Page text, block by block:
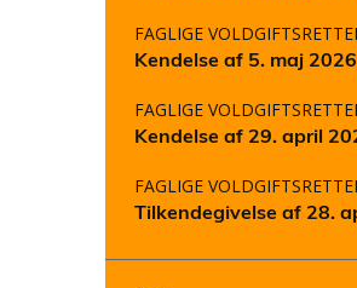
FAGLIGE
Kendelse af 5. maj
FAGLIGE
Kendelse af 29. april
FAGLIGE
Tilkendegivelse af 28.